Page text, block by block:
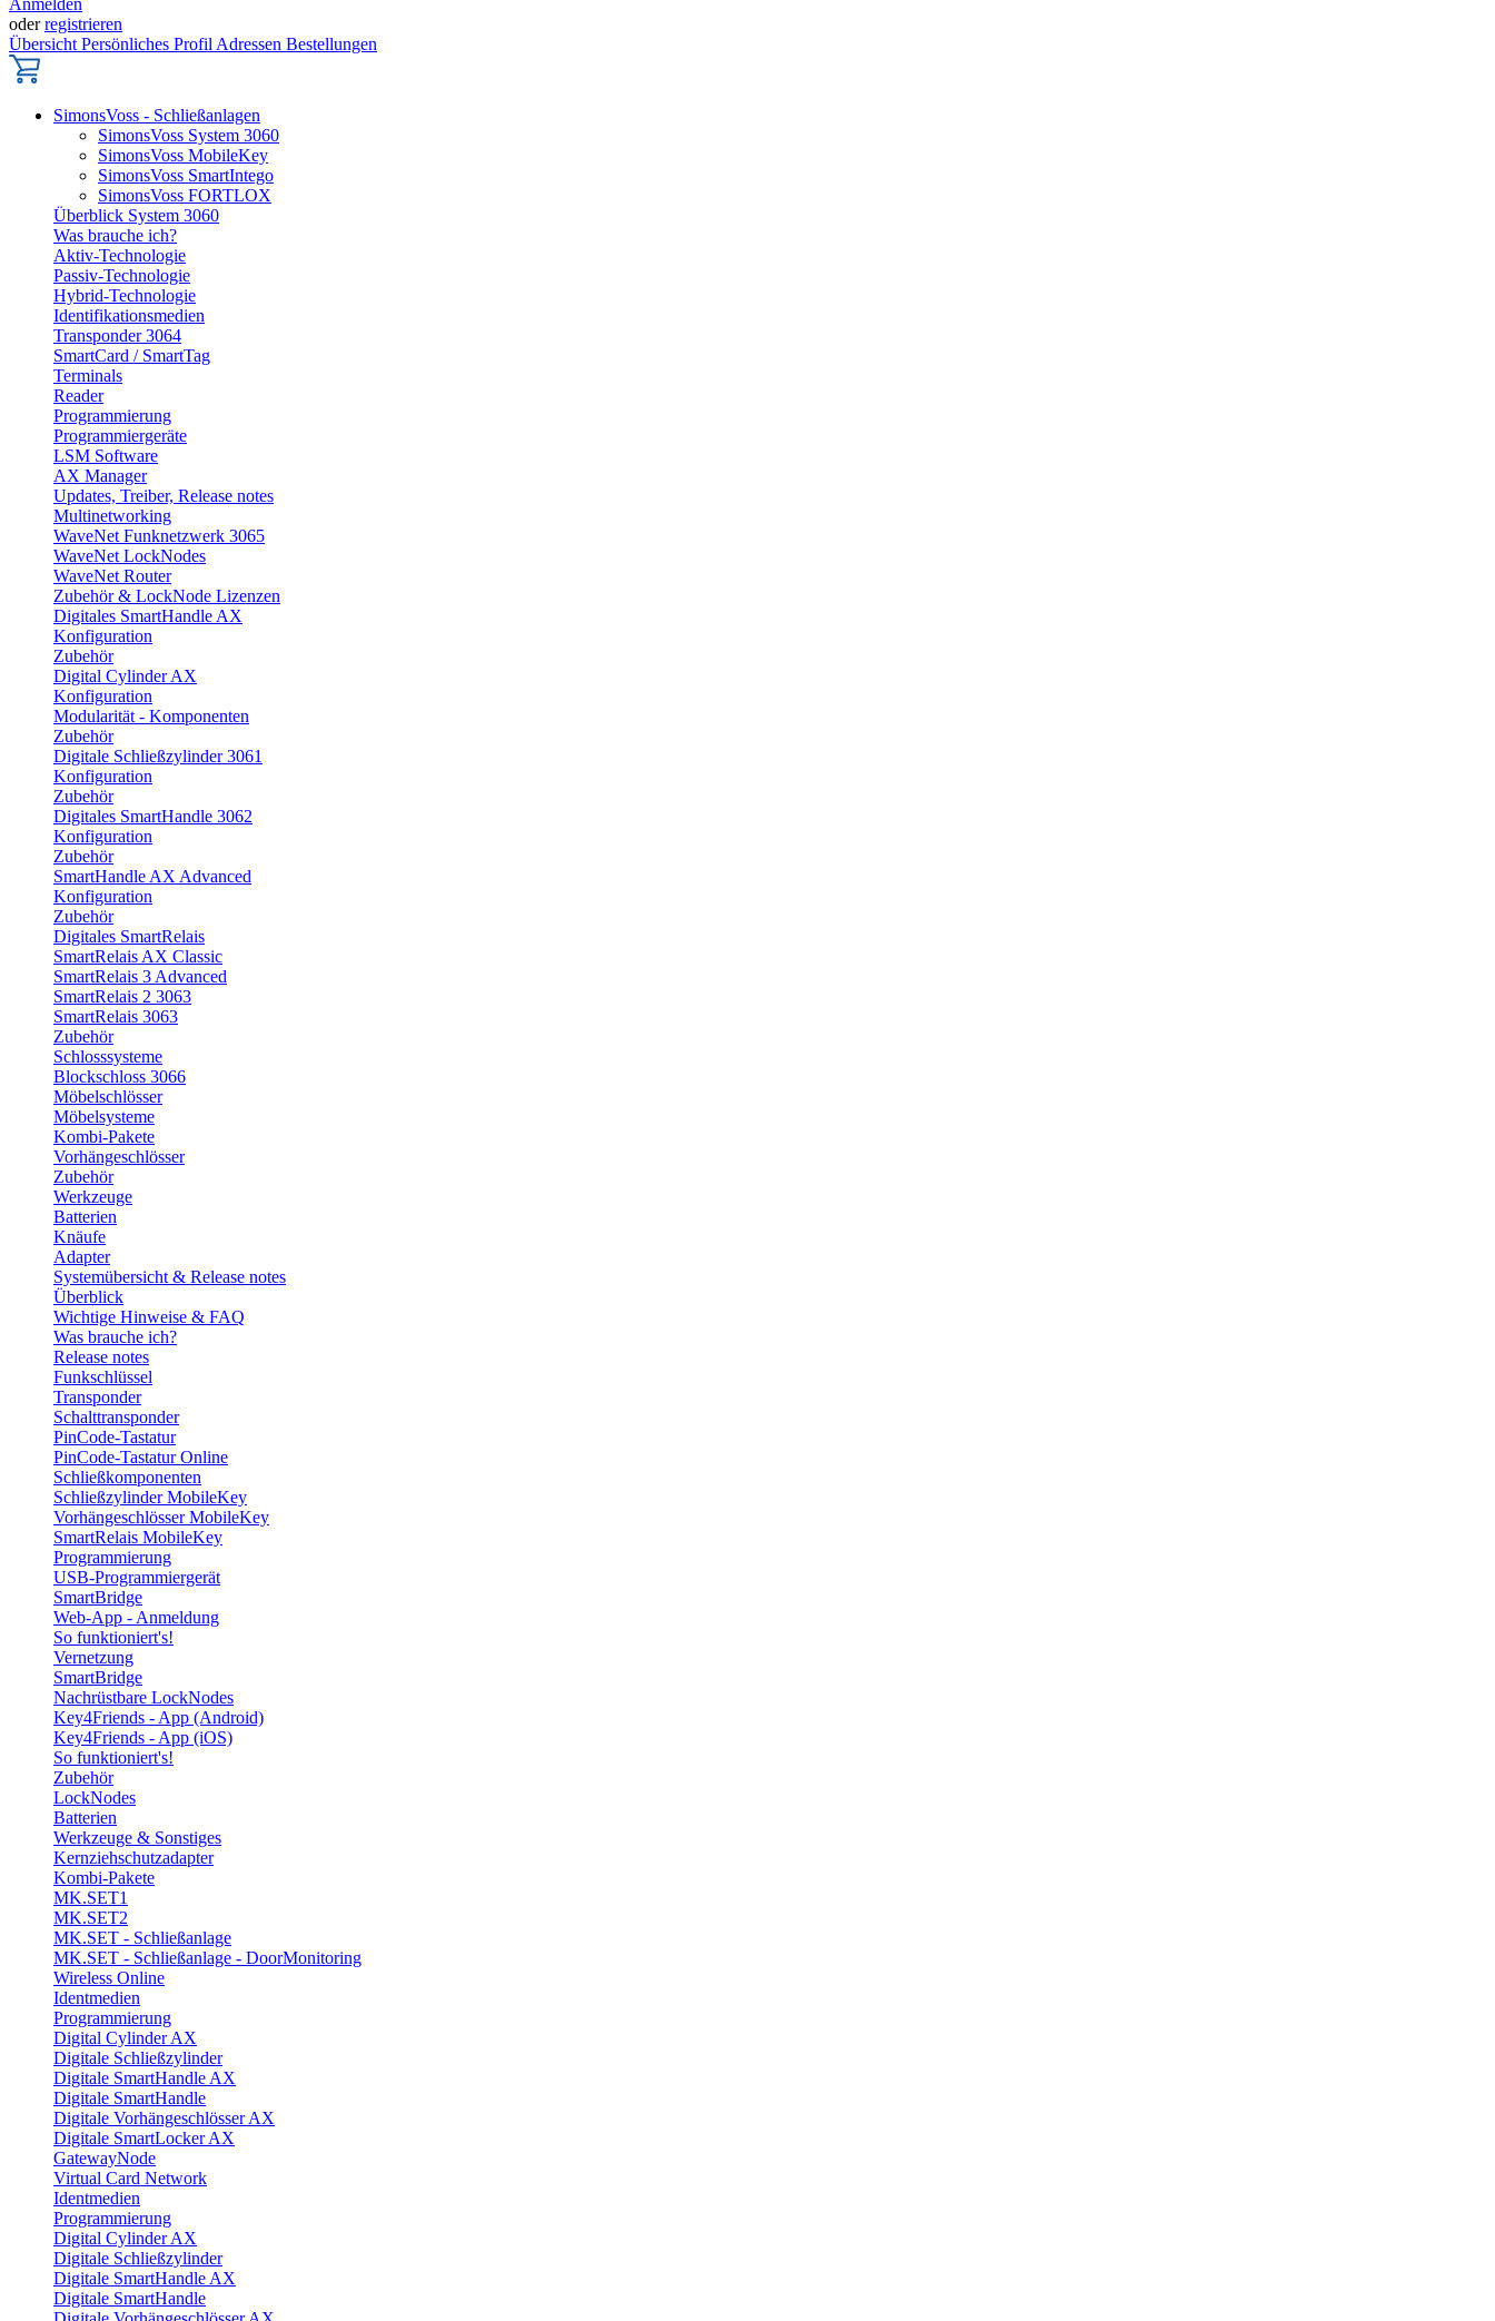
Anmelden
oderregistrieren
Übersicht Persönliches Profil Adressen Bestellungen
SimonsVoss - Schließanlagen
SimonsVoss System 3060
SimonsVoss MobileKey
SimonsVoss SmartIntego
SimonsVoss FORTLOX
Überblick System 3060
Was brauche ich?
Aktiv-Technologie
Passiv-Technologie
Hybrid-Technologie
Identifikationsmedien
Transponder 3064
SmartCard / SmartTag
Terminals
Reader
Programmierung
Programmiergeräte
LSM Software
AX Manager
Updates, Treiber, Release notes
Multinetworking
WaveNet Funknetzwerk 3065
WaveNet LockNodes
WaveNet Router
Zubehör & LockNode Lizenzen
Digitales SmartHandle AX
Konfiguration
Zubehör
Digital Cylinder AX
Konfiguration
Modularität - Komponenten
Zubehör
Digitale Schließzylinder 3061
Konfiguration
Zubehör
Digitales SmartHandle 3062
Konfiguration
Zubehör
SmartHandle AX Advanced
Konfiguration
Zubehör
Digitales SmartRelais
SmartRelais AX Classic
SmartRelais 3 Advanced
SmartRelais 2 3063
SmartRelais 3063
Zubehör
Schlosssysteme
Blockschloss 3066
Möbelschlösser
Möbelsysteme
Kombi-Pakete
Vorhängeschlösser
Zubehör
Werkzeuge
Batterien
Knäufe
Adapter
Systemübersicht & Release notes
Überblick
Wichtige Hinweise & FAQ
Was brauche ich?
Release notes
Funkschlüssel
Transponder
Schalttransponder
PinCode-Tastatur
PinCode-Tastatur Online
Schließkomponenten
Schließzylinder MobileKey
Vorhängeschlösser MobileKey
SmartRelais MobileKey
Programmierung
USB-Programmiergerät
SmartBridge
Web-App - Anmeldung
So funktioniert's!
Vernetzung
SmartBridge
Nachrüstbare LockNodes
Key4Friends - App (Android)
Key4Friends - App (iOS)
So funktioniert's!
Zubehör
LockNodes
Batterien
Werkzeuge & Sonstiges
Kernziehschutzadapter
Kombi-Pakete
MK.SET1
MK.SET2
MK.SET - Schließanlage
MK.SET - Schließanlage - DoorMonitoring
Wireless Online
Identmedien
Programmierung
Digital Cylinder AX
Digitale Schließzylinder
Digitale SmartHandle AX
Digitale SmartHandle
Digitale Vorhängeschlösser AX
Digitale SmartLocker AX
GatewayNode
Virtual Card Network
Identmedien
Programmierung
Digital Cylinder AX
Digitale Schließzylinder
Digitale SmartHandle AX
Digitale SmartHandle